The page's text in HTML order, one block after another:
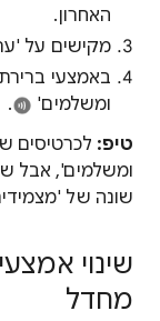
האחרון.
מקישים על
באמצעי
ומשלמים'
.
טיפ: לכרטיסים
ומשלמים', אבל
שונה של
שינוי
מחדל